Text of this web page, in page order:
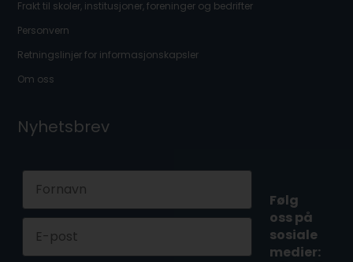
Frakt til skoler, institusjoner, foreninger og bedrifter
Personvern
Retningslinjer for informasjonskapsler
Om oss
Nyhetsbrev
Følg
oss på
sosiale
medier: